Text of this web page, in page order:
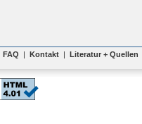
FAQ | Kontakt | Literatur + Quellen